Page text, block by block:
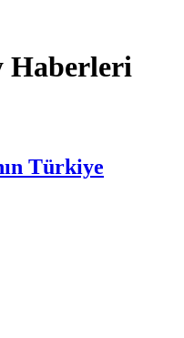
Haberleri
Türkiye